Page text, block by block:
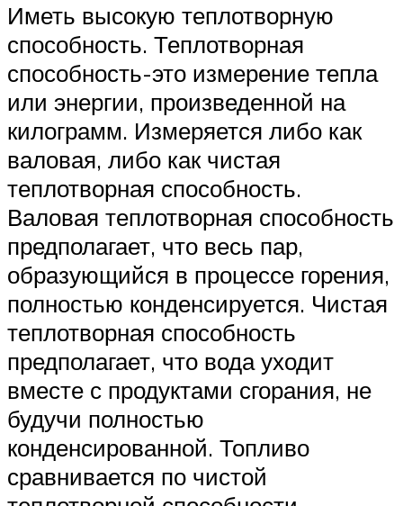
Иметь высокую теплотворную
способность. Теплотворная
способность-это измерение тепла
или энергии, произведенной на
килограмм. Измеряется либо как
валовая, либо как чистая
теплотворная способность.
Валовая теплотворная способность
предполагает, что весь пар,
образующийся в процессе горения,
полностью конденсируется. Чистая
теплотворная способность
предполагает, что вода уходит
вместе с продуктами сгорания, не
будучи полностью
конденсированной. Топливо
сравнивается по чистой